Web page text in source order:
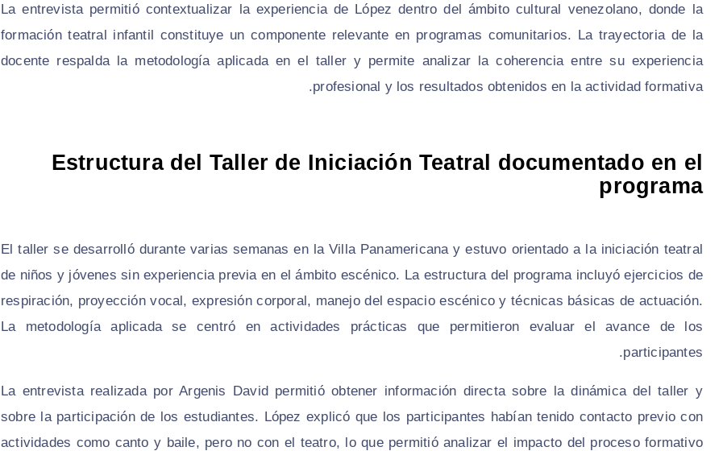
La entrevista permitió contextualizar la experiencia de López dentro del ámbito cultural venezolano, donde la
formación teatral infantil constituye un componente relevante en programas comunitarios. La trayectoria de la
docente respalda la metodología aplicada en el taller y permite analizar la coherencia entre su experiencia
profesional y los resultados obtenidos en la actividad formativa.
Estructura del Taller de Iniciación Teatral documentado en el
programa
El taller se desarrolló durante varias semanas en la Villa Panamericana y estuvo orientado a la iniciación teatral
de niños y jóvenes sin experiencia previa en el ámbito escénico. La estructura del programa incluyó ejercicios de
respiración, proyección vocal, expresión corporal, manejo del espacio escénico y técnicas básicas de actuación.
La metodología aplicada se centró en actividades prácticas que permitieron evaluar el avance de los
participantes.
La entrevista realizada por Argenis David permitió obtener información directa sobre la dinámica del taller y
sobre la participación de los estudiantes. López explicó que los participantes habían tenido contacto previo con
actividades como canto y baile, pero no con el teatro, lo que permitió analizar el impacto del proceso formativo